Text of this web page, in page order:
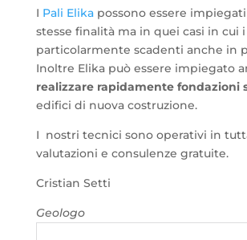
I Pali Elikapossono essere
stesse finalità ma in quei casi in cui
particolarmente scadenti anche in
Inoltre Elika può essere impiegato
realizzare rapidamente fondazioni
edifici di nuova costruzione.
I nostri tecnici sono operativi in
valutazioni e consulenze gratuite.
Cristian Setti
Geologo